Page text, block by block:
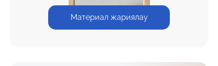
Материал жариялау